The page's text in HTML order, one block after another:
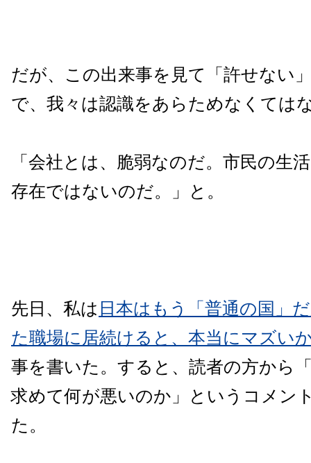
だが、この出来事を見て「許せない
で、我々は認識をあらためなくては
「会社とは、脆弱なのだ。市民の生
存在ではないのだ。」と。
先日、私は 日本はもう「普通の国」
た職場に居続けると、本当にマズい
事を書いた。すると、読者の方から
求めて何が悪いのか」というコメン
た。